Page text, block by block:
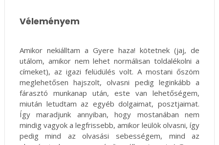
Véleményem
Amikor nekiálltam a Gyere haza! kötetnek (jaj, de
utálom, amikor nem lehet normálisan toldalékolni a
címeket), az igazi felüdülés volt. A mostani őszöm
meglehetősen hajszolt, olvasni pedig leginkább a
fárasztó munkanap után, este van lehetőségem,
miután letudtam az egyéb dolgaimat, posztjaimat.
Így maradjunk annyiban, hogy mostanában nem
mindig vagyok a legfrissebb, amikor leülök olvasni, így
pedig mind az olvasási sebességem, mind az